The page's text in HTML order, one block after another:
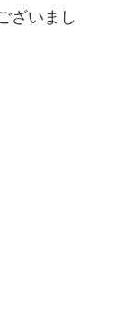
ざいまし